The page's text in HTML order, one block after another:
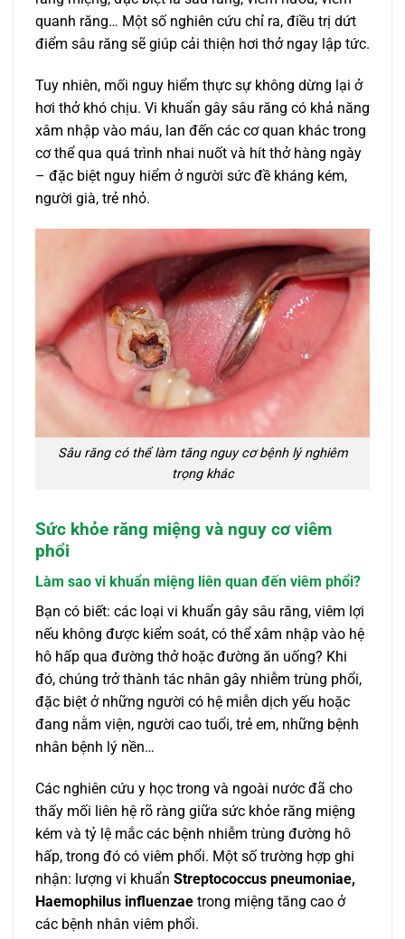
quanh răng… Một số nghiên cứu chỉ ra, điều trị dứt
điểm sâu răng sẽ giúp cải thiện hơi thở ngay lập tức.
Tuy nhiên, mối nguy hiểm thực sự không dừng lại ở
hơi thở khó chịu. Vi khuẩn gây sâu răng có khả năng
xâm nhập vào máu, lan đến các cơ quan khác trong
cơ thể qua quá trình nhai nuốt và hít thở hàng ngày
– đặc biệt nguy hiểm ở người sức đề kháng kém,
người già, trẻ nhỏ.
Sâu răng có thể làm tăng nguy cơ bệnh lý nghiêm
trọng khác
Sức khỏe răng miệng và nguy cơ viêm
phổi
Làm sao vi khuẩn miệng liên quan đến viêm phổi?
Bạn có biết: các loại vi khuẩn gây sâu răng, viêm lợi
nếu không được kiểm soát, có thể xâm nhập vào hệ
hô hấp qua đường thở hoặc đường ăn uống? Khi
đó, chúng trở thành tác nhân gây nhiễm trùng phổi,
đặc biệt ở những người có hệ miễn dịch yếu hoặc
đang nằm viện, người cao tuổi, trẻ em, những bệnh
nhân bệnh lý nền…
Các nghiên cứu y học trong và ngoài nước đã cho
thấy mối liên hệ rõ ràng giữa sức khỏe răng miệng
kém và tỷ lệ mắc các bệnh nhiễm trùng đường hô
hấp, trong đó có viêm phổi. Một số trường hợp ghi
nhận: lượng vi khuẩn Streptococcus pneumoniae,
Haemophilus influenzae trong miệng tăng cao ở
các bệnh nhân viêm phổi.